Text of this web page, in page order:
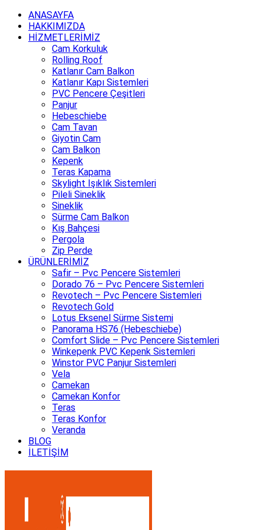
ANASAYFA
HAKKIMIZDA
HİZMETLERİMİZ
Cam Korkuluk
Rolling Roof
Katlanır Cam Balkon
Katlanır Kapı Sistemleri
PVC Pencere Çeşitleri
Panjur
Hebeschiebe
Cam Tavan
Giyotin Cam
Cam Balkon
Kepenk
Teras Kapama
Skylight Işıklık Sistemleri
Pileli Sineklik
Sineklik
Sürme Cam Balkon
Kış Bahçesi
Pergola
Zip Perde
ÜRÜNLERİMİZ
Safir – Pvc Pencere Sistemleri
Dorado 76 – Pvc Pencere Sistemleri
Revotech – Pvc Pencere Sistemleri
Revotech Gold
Lotus Eksenel Sürme Sistemi
Panorama HS76 (Hebeschiebe)
Comfort Slide – Pvc Pencere Sistemleri
Winkepenk PVC Kepenk Sistemleri
Winstor PVC Panjur Sistemleri
Vela
Camekan
Camekan Konfor
Teras
Teras Konfor
Veranda
BLOG
İLETİŞİM